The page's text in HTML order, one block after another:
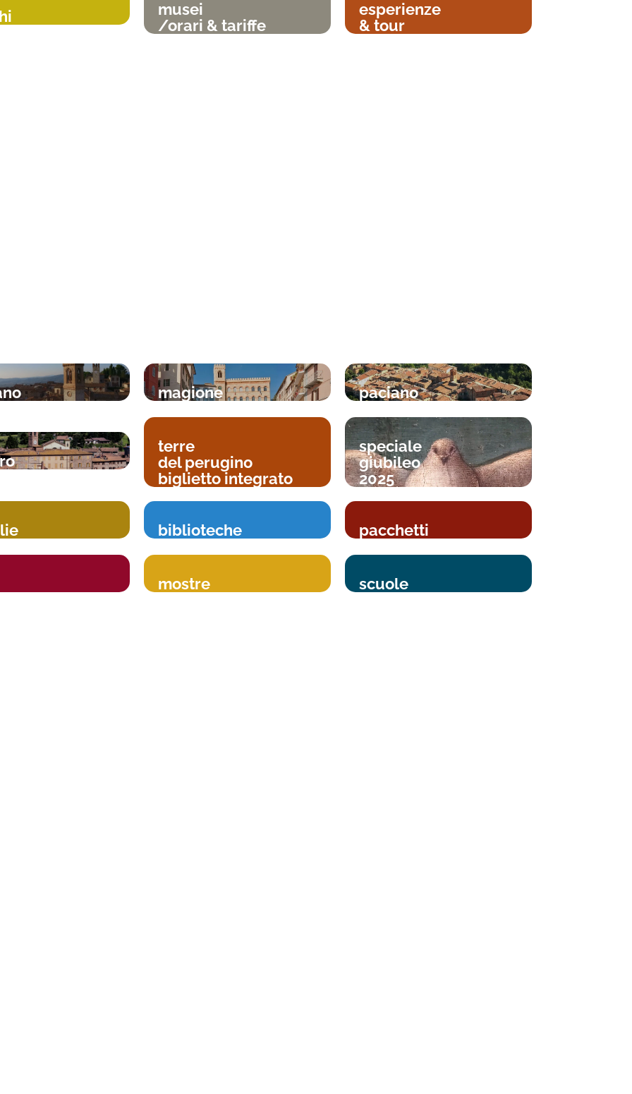
musei
/orari & tariffe
esperienze
& tour
magione paciano
terre
del perugino
biglietto integrato
speciale
giubileo
2025
biblioteche pacchetti
mostre scuole